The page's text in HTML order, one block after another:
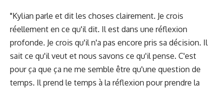
"Kylian parle et dit les choses clairement. Je crois
réellement en ce qu'il dit. Il est dans une réflexion
profonde. Je crois qu'il n'a pas encore pris sa décision. Il
sait ce qu'il veut et nous savons ce qu'il pense. C'est
pour ça que ça ne me semble être qu'une question de
temps. Il prend le temps à la réflexion pour prendre la